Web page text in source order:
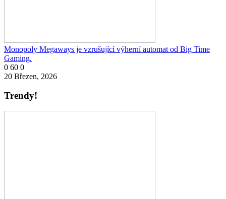
Monopoly Megaways je vzrušující výherní automat od Big Time
Gaming.
0 60 0
20 Březen, 2026
Trendy!